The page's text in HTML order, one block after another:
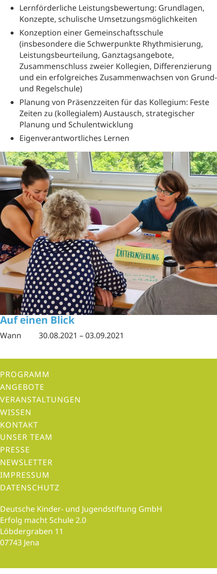
Lernförderliche Leistungsbewertung: Grundlagen,
Konzepte, schulische Umsetzungsmöglichkeiten
Konzeption einer Gemeinschaftsschule
(insbesondere die Schwerpunkte Rhythmisierung,
Leistungsbeurteilung, Ganztagsangebote,
Zusammenschluss zweier Kollegien, Differenzierung
und ein erfolgreiches Zusammenwachsen von Grund-
und Regelschule)
Planung von Präsenzzeiten für das Kollegium: Feste
Zeiten zu (kollegialem) Austausch, strategischer
Planung und Schulentwicklung
Eigenverantwortliches Lernen
Auf einen Blick
Wann 30.08.2021 – 03.09.2021
PROGRAMM
ANGEBOTE
VERANSTALTUNGEN
WISSEN
KONTAKT
UNSER TEAM
PRESSE
NEWSLETTER
IMPRESSUM
DATENSCHUTZ
Deutsche Kinder- und Jugendstiftung GmbH
Erfolg macht Schule 2.0
Löbdergraben 11
07743 Jena